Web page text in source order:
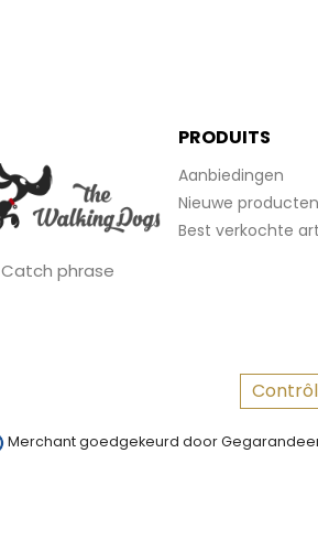
Catch phrase
PRODUITS
Aanbiedingen
Nieuwe producten
Best verkochte
Merchant goedgekeurd door